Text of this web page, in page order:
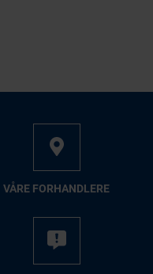
VÅRE FORHANDLERE